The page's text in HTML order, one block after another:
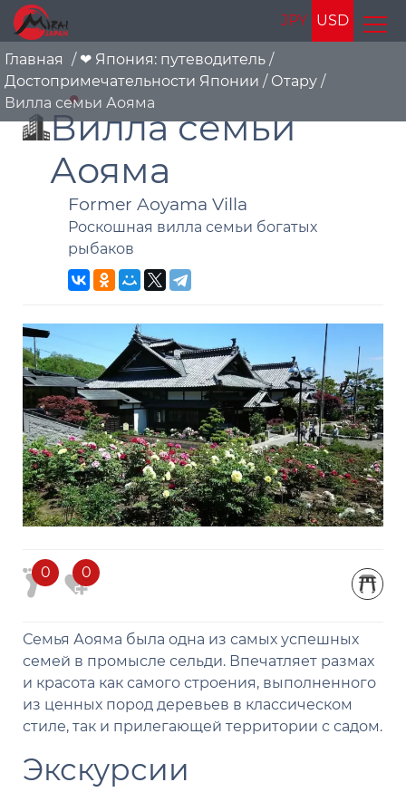
JPY USD
Главная / ❤ Япония: путеводитель /
Достопримечательности Японии / Отару /
Вилла семьи Аояма
Вилла семьи
Аояма
Former Aoyama Villa
Роскошная вилла семьи богатых
рыбаков
0 0
Семья Аояма была одна из самых успешных
семей в промысле сельди. Впечатляет размах
и красота как самого строения, выполненного
из ценных пород деревьев в классическом
стиле, так и прилегающей территории с садом.
Экскурсии